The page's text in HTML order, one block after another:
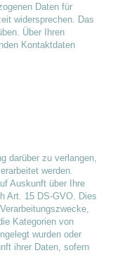
Daten für
widersprechen. Das
Über Ihren
Kontaktdaten
darüber zu verlangen,
werden.
Auskunft über Ihre
Art. 15 DS-GVO. Dies
Kategorien von
wurden oder
ihrer Daten, sofern